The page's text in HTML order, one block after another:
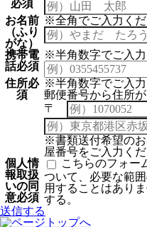
必須
お名前
（ふり
がな）
※全角でご入力く
携帯電
話必須
※半角数字でご入
住所必
須
※半角数字でご入力
郵便番号から住所
〒
※書類送付希望の
屋番号をご入力く
個人情
報取扱
いの同
意必須
こちらのフォー
ついて、必要な範
用することはあり
する。
送信する